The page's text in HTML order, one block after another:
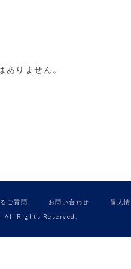
ありません。
ご質問 お問い合わせ
個人
All Rights Reserved.